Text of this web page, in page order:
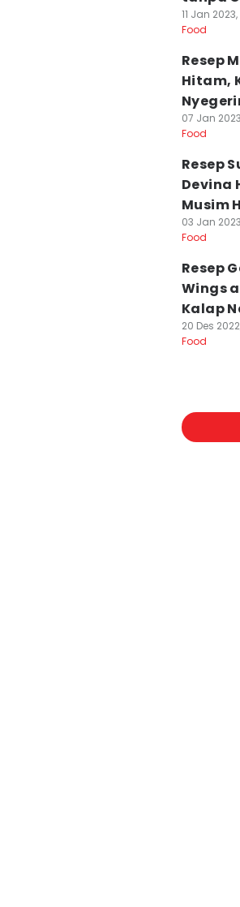
11 Jan 2023,
Food
Resep
Hitam,
07 Jan
Food
Resep
Devina
Musim
03 Jan
Food
Resep
Wings
Kalap
20 Des
Food